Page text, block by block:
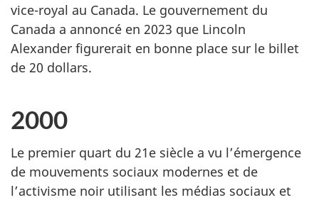
vice-royal au Canada. Le gouvernement du
Canada a annoncé en 2023 que Lincoln
Alexander figurerait en bonne place sur le billet
de 20 dollars.
2000
Le premier quart du 21e siècle a vu l’émergence
de mouvements sociaux modernes et de
l’activisme noir utilisant les médias sociaux et